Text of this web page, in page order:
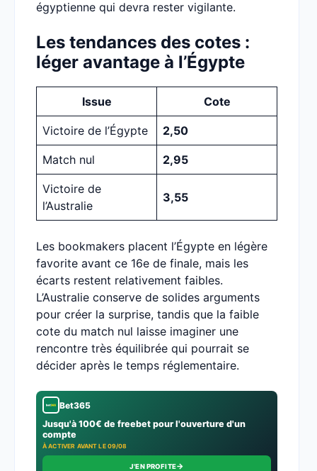
égyptienne qui devra rester vigilante.
Les tendances des cotes :
léger avantage à l’Égypte
Issue Cote
Victoire de l’Égypte 2,50
Match nul 2,95
Victoire de
l’Australie
3,55
Les bookmakers placent l’Égypte en légère
favorite avant ce 16e de finale, mais les
écarts restent relativement faibles.
L’Australie conserve de solides arguments
pour créer la surprise, tandis que la faible
cote du match nul laisse imaginer une
rencontre très équilibrée qui pourrait se
décider après le temps réglementaire.
Bet365
Jusqu'à 100€ de freebet pour l'ouverture d'un
compte
À ACTIVER AVANT LE 09/08
J'EN PROFITE→